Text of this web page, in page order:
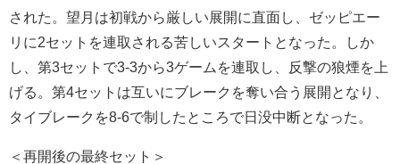
された。望月は初戦から厳しい展開に直面し、ゼッピエー
リに2セットを連取される苦しいスタートとなった。しか
し、第3セットで3-3から3ゲームを連取し、反撃の狼煙を上
げる。第4セットは互いにブレークを奪い合う展開となり、
タイブレークを8-6で制したところで日没中断となった。
＜再開後の最終セット＞